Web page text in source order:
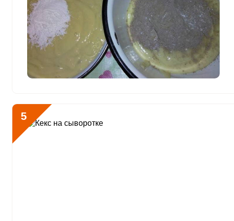
Хром 12.3 мкг
Цинк 5.2 мг
166.5 мкг
Ванадий 405 мкг
5